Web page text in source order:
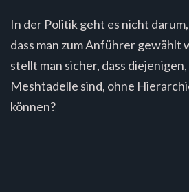
In der Politik geht es nicht
dass man zum Anführer gewählt
stellt man sicher, dass
Meshtadelle sind, ohne
können?